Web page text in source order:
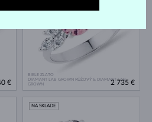
€
BIELE ZLATO
DIAMANT LAB GROWN RŮŽOVÝ & DIAMANT LAB
GROWN
2 735 €
NA SKLADE